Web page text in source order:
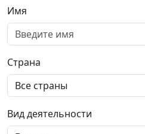
Имя
Страна
Вид деятельности